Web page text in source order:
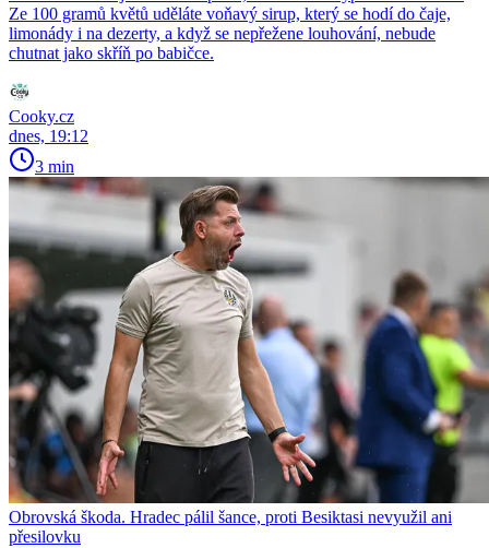
Ze 100 gramů květů uděláte voňavý sirup, který se hodí do čaje,
limonády i na dezerty, a když se nepřežene louhování, nebude
chutnat jako skříň po babičce.
Cooky.cz
dnes, 19:12
3 min
Obrovská škoda. Hradec pálil šance, proti Besiktasi nevyužil ani
přesilovku